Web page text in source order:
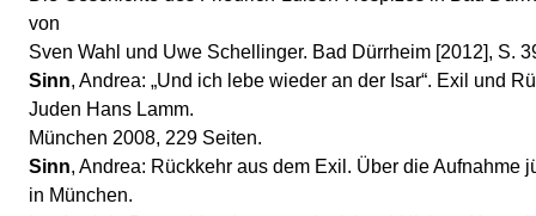
von
Sven Wahl und Uwe Schellinger. Bad Dürrheim [2012], S.
Sinn, Andrea: „Und ich lebe wieder an der Isar“. Exil und
Juden Hans Lamm.
München 2008, 229 Seiten.
Sinn, Andrea: Rückkehr aus dem Exil. Über die Aufnahme
in München.